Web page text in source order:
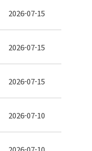
2026-07-15
2026-07-15
2026-07-15
2026-07-10